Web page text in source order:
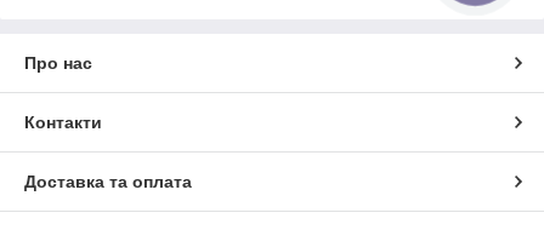
Про нас
Контакти
Доставка та оплата